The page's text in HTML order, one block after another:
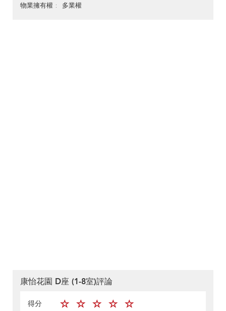
物業擁有權 多業權
康怡花園 D座 (1-8室)評論
得分